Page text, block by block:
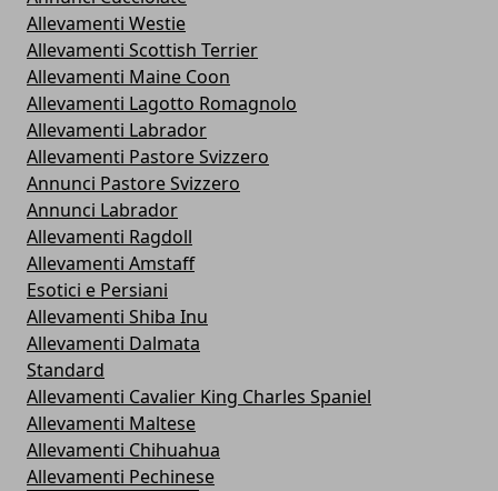
Allevamenti Westie
Allevamenti Scottish Terrier
Allevamenti Maine Coon
Allevamenti Lagotto Romagnolo
Allevamenti Labrador
Allevamenti Pastore Svizzero
Annunci Pastore Svizzero
Annunci Labrador
Allevamenti Ragdoll
Allevamenti Amstaff
Esotici e Persiani
Allevamenti Shiba Inu
Allevamenti Dalmata
Standard
Allevamenti Cavalier King Charles Spaniel
Allevamenti Maltese
Allevamenti Chihuahua
Allevamenti Pechinese